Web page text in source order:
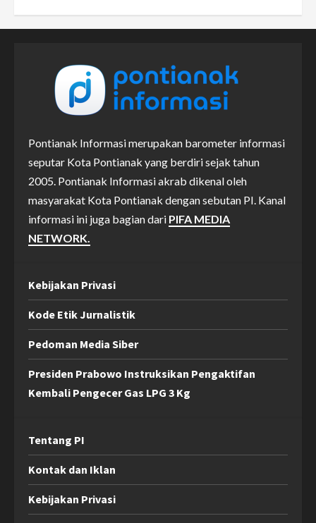
Pontianak Informasi merupakan barometer informasi
seputar Kota Pontianak yang berdiri sejak tahun
2005. Pontianak Informasi akrab dikenal oleh
masyarakat Kota Pontianak dengan sebutan PI. Kanal
informasi ini juga bagian dari PIFA MEDIA
NETWORK.
Kebijakan Privasi
Kode Etik Jurnalistik
Pedoman Media Siber
Presiden Prabowo Instruksikan Pengaktifan
Kembali Pengecer Gas LPG 3 Kg
Tentang PI
Kontak dan Iklan
Kebijakan Privasi